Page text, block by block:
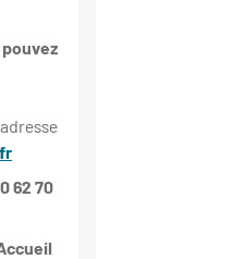
62 70